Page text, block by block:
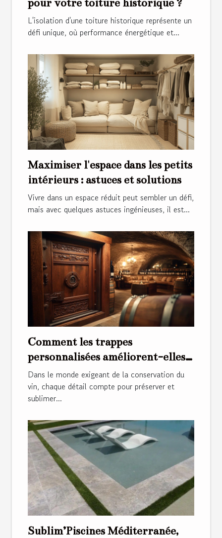
pour votre toiture historique ?
L'isolation d'une toiture historique représente un
défi unique, où performance énergétique et...
Maximiser l'espace dans les petits
intérieurs : astuces et solutions
Vivre dans un espace réduit peut sembler un défi,
mais avec quelques astuces ingénieuses, il est...
Comment les trappes
personnalisées améliorent-elles
l'esthétique et la sécurité des
caves à vin ?
Dans le monde exigeant de la conservation du
vin, chaque détail compte pour préserver et
sublimer...
Sublim’Piscines Méditerranée,